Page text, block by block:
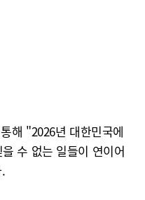
해 "2026년 대한민국에
수 없는 일들이 연이어